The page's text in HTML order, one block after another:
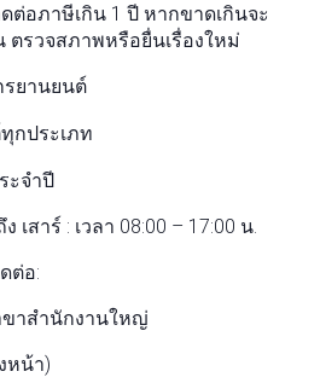
ต่อภาษีเกิน 1 ปี หากขาดเกินจะ
ตรวจสภาพหรือยื่นเรื่องใหม่
รยานยนต์
กประเภท
ะจำปี
เสาร์ : เวลา 08:00 – 17:00 น.
ต่อ:
ขาสำนักงานใหญ่
หน้า)